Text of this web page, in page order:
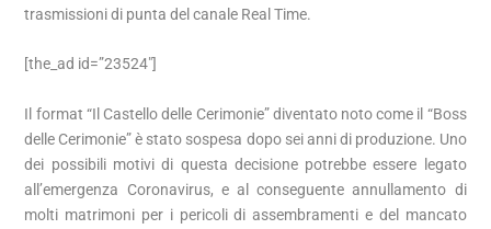
trasmissioni di punta del canale Real Time.
[the_ad id=”23524″]
Il format “Il Castello delle Cerimonie” diventato noto come il “Boss
delle Cerimonie” è stato sospesa dopo sei anni di produzione. Uno
dei possibili motivi di questa decisione potrebbe essere legato
all’emergenza Coronavirus, e al conseguente annullamento di
molti matrimoni per i pericoli di assembramenti e del mancato